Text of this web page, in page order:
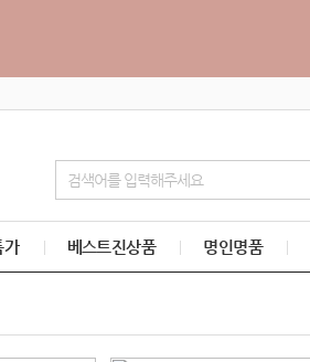
가 베스트진상품 명인명품